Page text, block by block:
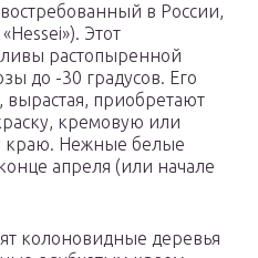
в России,
Этот
растопыренной
до -30 градусов. Его
приобретают
кремовую или
краю. Нежные белые
апреля (или начале
колоновидные деревья